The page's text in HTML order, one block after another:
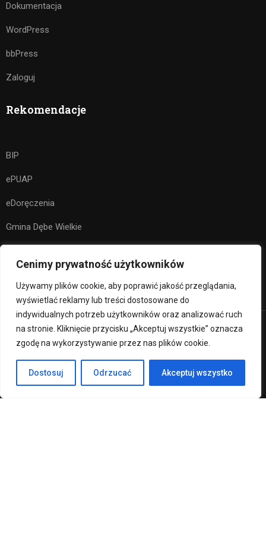
Cenimy prywatność użytkowników
Używamy plików cookie, aby poprawić jakość przeglądania,
wyświetlać reklamy lub treści dostosowane do
indywidualnych potrzeb użytkowników oraz analizować ruch
na stronie. Kliknięcie przycisku „Akceptuj wszystkie” oznacza
zgodę na wykorzystywanie przez nas plików cookie.
Dostosuj Odrzucać Akceptuj wszystko
Dokumentacja
WordPress
bbPress
Zaloguj
Rekomendacje
BIP
ePUAP
eDoręczenia
Gmina Dębe Wielkie
Premium LMS & Online Education WordPress Theme
Klauzula RODO
Deklaracja Dostępności
Regulamin strony